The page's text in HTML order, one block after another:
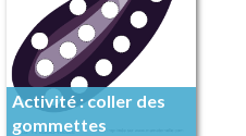
Activité : coller des
gommettes